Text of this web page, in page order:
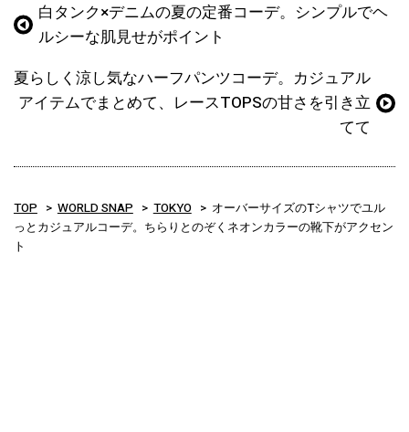
白タンク×デニムの夏の定番コーデ。シンプルでヘ
ルシーな肌見せがポイント
夏らしく涼し気なハーフパンツコーデ。カジュアル
アイテムでまとめて、レースTOPSの甘さを引き立
てて
TOP WORLD SNAP TOKYO
オーバーサイズのTシャツでユル
っとカジュアルコーデ。ちらりとのぞくネオンカラーの靴下がアクセン
ト